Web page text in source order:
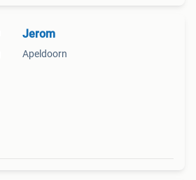
Jerom
Apeldoorn